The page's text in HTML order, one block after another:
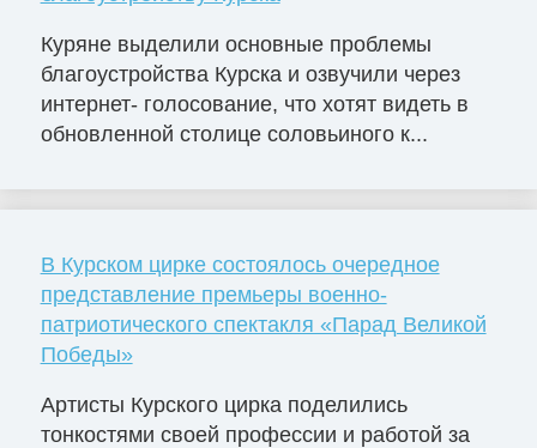
Куряне выделили основные проблемы
благоустройства Курска и озвучили через
интернет- голосование, что хотят видеть в
обновленной столице соловьиного к...
В Курском цирке состоялось очередное
представление премьеры военно-
патриотического спектакля «Парад Великой
Победы»
Артисты Курского цирка поделились
тонкостями своей профессии и работой за